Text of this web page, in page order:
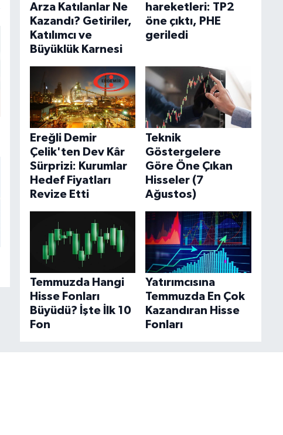
Arza Katılanlar Ne
Kazandı? Getiriler,
Katılımcı ve
Büyüklük Karnesi
hareketleri: TP2
öne çıktı, PHE
geriledi
Ereğli Demir
Çelik'ten Dev Kâr
Sürprizi: Kurumlar
Hedef Fiyatları
Revize Etti
Teknik
Göstergelere
Göre Öne Çıkan
Hisseler (7
Ağustos)
Temmuzda Hangi
Hisse Fonları
Büyüdü? İşte İlk 10
Fon
Yatırımcısına
Temmuzda En Çok
Kazandıran Hisse
Fonları